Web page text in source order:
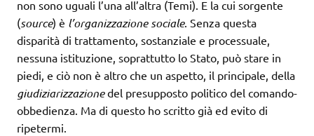
non sono uguali l’una all’altra (Temi). E la cui sorgente
(source) è l’organizzazione sociale. Senza questa
disparità di trattamento, sostanziale e processuale,
nessuna istituzione, soprattutto lo Stato, può stare in
piedi, e ciò non è altro che un aspetto, il principale, della
giudiziarizzazionedel presupposto politico del comando-
obbedienza. Ma di questo ho scritto già ed evito di
ripetermi.